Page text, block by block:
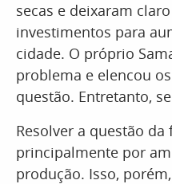
secas e deixaram
investimentos para
cidade. O próprio
problema e elencou
questão. Entretanto,
Resolver a questão da
principalmente por
produção. Isso,